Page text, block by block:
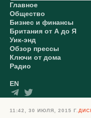
Главное
Общество
Бизнес и финансы
Британия от А до Я
Уик-энд
Обзор прессы
Ключи от дома
Радио
EN
11:42, 30 ИЮЛЯ, 2015 Г.